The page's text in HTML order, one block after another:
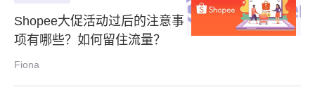
Shopee大促活动过后的注意事
项有哪些？如何留住流量？
Fiona